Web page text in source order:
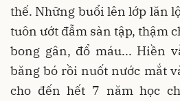
thế. Những buổi lên lớp lăn
tuôn ướt đẫm sàn tập, thậm
bong gân, đổ máu... Hiền
băng bó rồi nuốt nước mắt
cho đến hết 7 năm học